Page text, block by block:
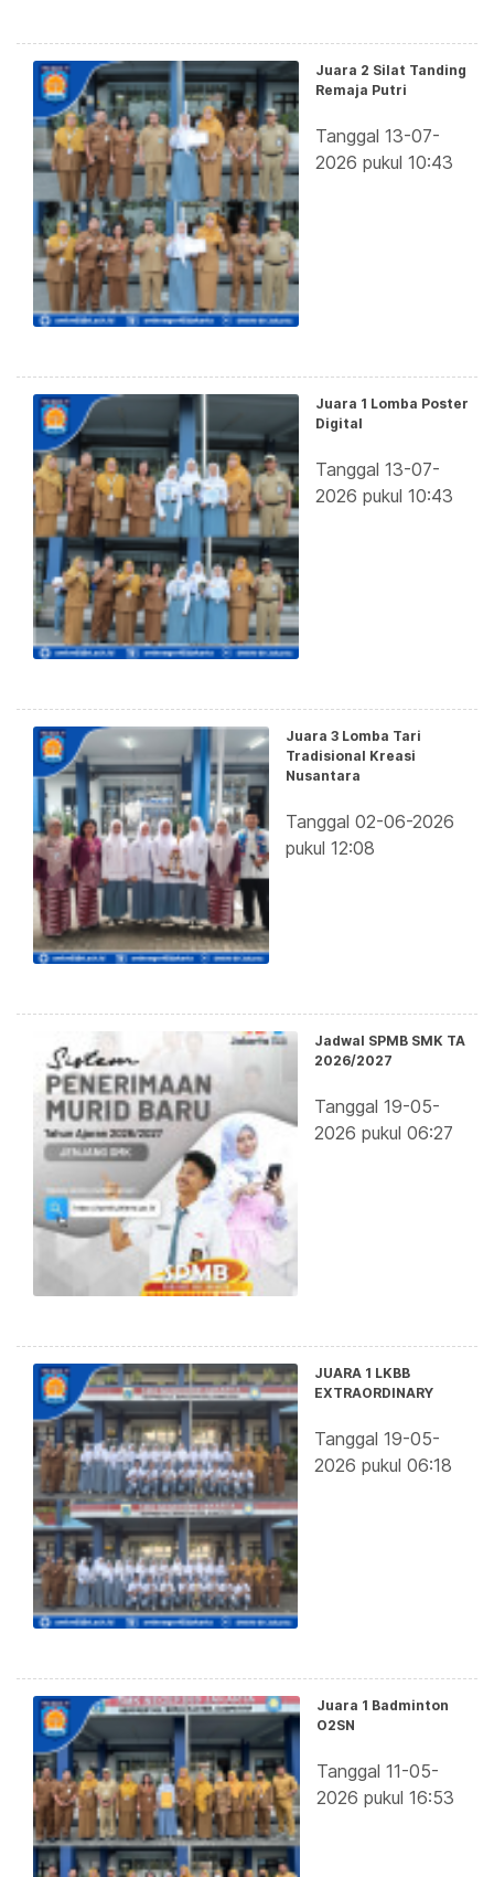
Juara 2 Silat Tanding
Remaja Putri
Tanggal 13-07-
2026 pukul 10:43
Juara 1 Lomba Poster
Digital
Tanggal 13-07-
2026 pukul 10:43
Juara 3 Lomba Tari
Tradisional Kreasi
Nusantara
Tanggal 02-06-2026
pukul 12:08
Jadwal SPMB SMK TA
2026/2027
Tanggal 19-05-
2026 pukul 06:27
JUARA 1 LKBB
EXTRAORDINARY
Tanggal 19-05-
2026 pukul 06:18
Juara 1 Badminton
O2SN
Tanggal 11-05-
2026 pukul 16:53